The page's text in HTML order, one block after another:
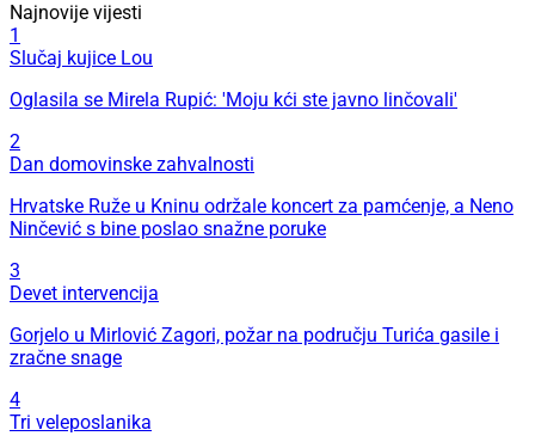
Najnovije vijesti
1
Slučaj kujice Lou
Oglasila se Mirela Rupić: 'Moju kći ste javno linčovali'
2
Dan domovinske zahvalnosti
Hrvatske Ruže u Kninu održale koncert za pamćenje, a Neno
Ninčević s bine poslao snažne poruke
3
Devet intervencija
Gorjelo u Mirlović Zagori, požar na području Turića gasile i
zračne snage
4
Tri veleposlanika